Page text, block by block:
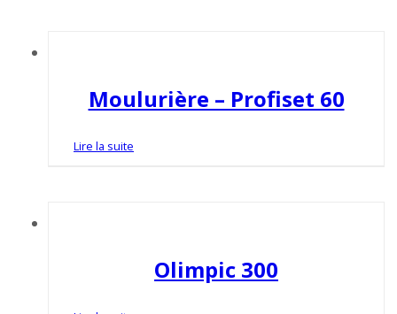
Moulurière – Profiset 60
Lire la suite
Olimpic 300